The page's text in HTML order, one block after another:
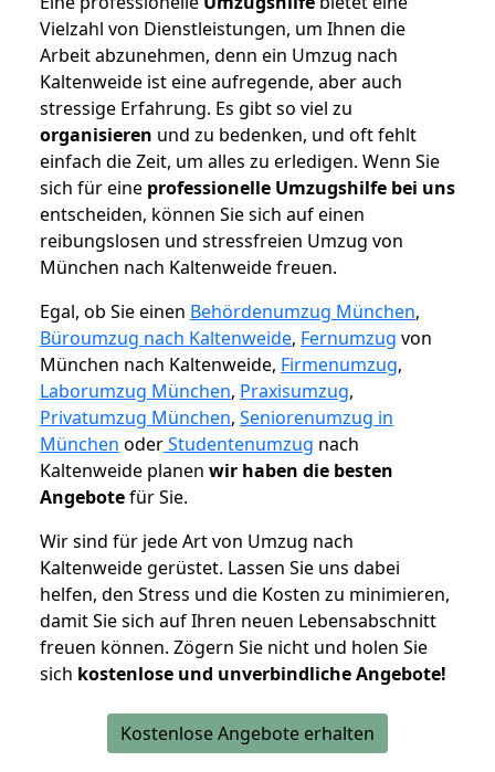
Vielzahl von Dienstleistungen, um Ihnen die
Arbeit abzunehmen, denn ein Umzug nach
Kaltenweide ist eine aufregende, aber auch
stressige Erfahrung. Es gibt so viel zu
organisieren und zu bedenken, und oft fehlt
einfach die Zeit, um alles zu erledigen. Wenn Sie
sich für eine professionelle Umzugshilfe bei uns
entscheiden, können Sie sich auf einen
reibungslosen und stressfreien Umzug von
München nach Kaltenweide freuen.
Egal, ob Sie einen Behördenumzug München,
Büroumzug nach Kaltenweide, Fernumzug von
München nach Kaltenweide, Firmenumzug,
Laborumzug München, Praxisumzug,
Privatumzug München, Seniorenumzug in
München oderStudentenumzug nach
Kaltenweide planen wir haben die besten
Angebotefür Sie.
Wir sind für jede Art von Umzug nach
Kaltenweide gerüstet. Lassen Sie uns dabei
helfen, den Stress und die Kosten zu minimieren,
damit Sie sich auf Ihren neuen Lebensabschnitt
freuen können. Zögern Sie nicht und holen Sie
sich kostenlose und unverbindliche Angebote!
Kostenlose Angebote erhalten